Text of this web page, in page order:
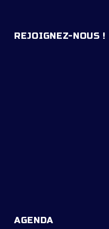
REJOIGNEZ-NOUS !
AGENDA